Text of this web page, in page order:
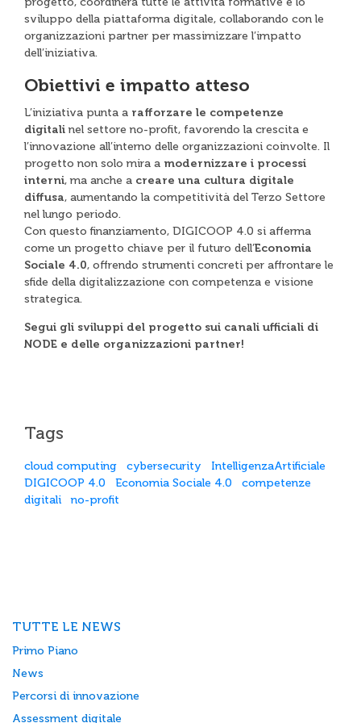
sviluppo della piattaforma digitale, collaborando con le
organizzazioni partner per massimizzare l’impatto
dell’iniziativa.
Obiettivi e impatto atteso
L’iniziativa punta a rafforzare le competenze
digitalinel settore no-profit, favorendo la crescita e
l’innovazione all’interno delle organizzazioni coinvolte. Il
progetto non solo mira a modernizzare i processi
interni, ma anche a creare una cultura digitale
diffusa, aumentando la competitività del Terzo Settore
nel lungo periodo.
Con questo finanziamento, DIGICOOP 4.0 si afferma
come un progetto chiave per il futuro dell’Economia
Sociale 4.0, offrendo strumenti concreti per affrontare le
sfide della digitalizzazione con competenza e visione
strategica.
Segui gli sviluppi del progetto sui canali ufficiali di
NODE e delle organizzazioni partner!
Tags
cloud computing cybersecurity
IntelligenzaArtificiale
DIGICOOP 4.0
Economia Sociale 4.0
competenze
digitali
no-profit
TUTTE LE NEWS
Primo Piano
News
Percorsi di innovazione
Assessment digitale